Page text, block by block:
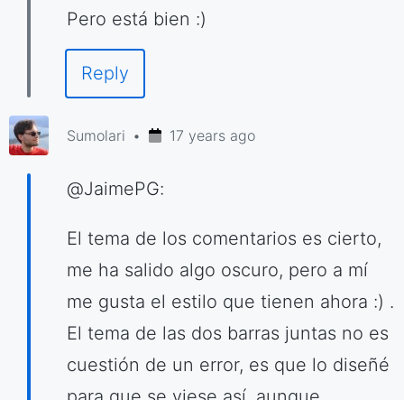
Pero está bien :)
Reply
Sumolari 17 years ago
@JaimePG:
El tema de los comentarios es cierto,
me ha salido algo oscuro, pero a mí
me gusta el estilo que tienen ahora :) .
El tema de las dos barras juntas no es
cuestión de un error, es que lo diseñé